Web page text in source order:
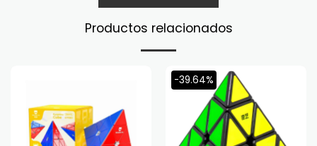
Productos relacionados
-39.64%